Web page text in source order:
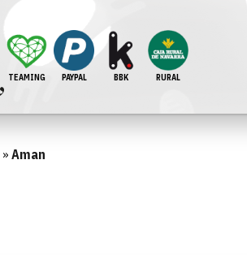
TEAMING PAYPAL BBK RURAL
»Aman